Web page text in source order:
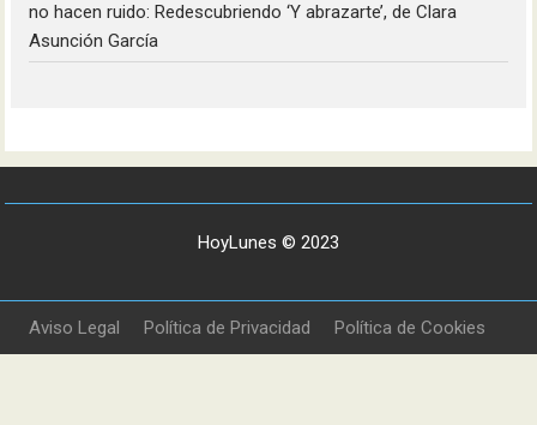
no hacen ruido: Redescubriendo ‘Y abrazarte’, de Clara
Asunción García
HoyLunes © 2023
Aviso Legal Política de Privacidad Política de Cookies